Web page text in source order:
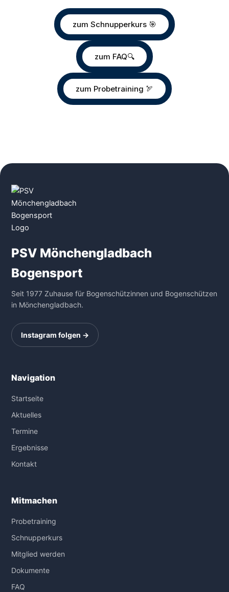
zum Schnupperkurs 🎯
zum FAQ🔍
zum Probetraining 🏹
PSV Mönchengladbach
Bogensport
Seit 1977 Zuhause für Bogenschützinnen und Bogenschützen
in Mönchengladbach.
Instagram folgen →
Navigation
Startseite
Aktuelles
Termine
Ergebnisse
Kontakt
Mitmachen
Probetraining
Schnupperkurs
Mitglied werden
Dokumente
FAQ